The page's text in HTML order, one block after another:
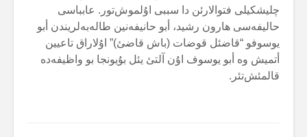
چلیشکیلی فتوالارئن دا سببی اۇلموش‌تور. عابباسی
حالیفەسی هارون رشید، أبو حانیفەنین طالەبەلریندن أبو
یوسوفو “قاضئل قوضات (باش قاضئ)” اۇلاراق تاعیین
أتمیش وە أبو یوسوف اۇن آلتئ یئل بۇیونجا بو واظیفەدە
قالمئش‌تئر.